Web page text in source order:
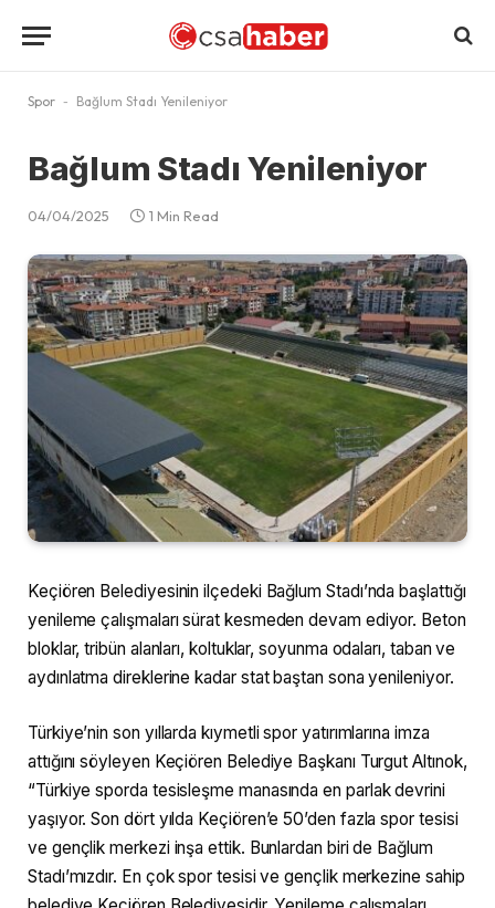
Spor - Bağlum Stadı Yenileniyor
Bağlum Stadı Yenileniyor
04/04/2025 1 Min Read
Keçiören Belediyesinin ilçedeki Bağlum Stadı’nda başlattığı
yenileme çalışmaları sürat kesmeden devam ediyor. Beton
bloklar, tribün alanları, koltuklar, soyunma odaları, taban ve
aydınlatma direklerine kadar stat baştan sona yenileniyor.
Türkiye’nin son yıllarda kıymetli spor yatırımlarına imza
attığını söyleyen Keçiören Belediye Başkanı Turgut Altınok,
“Türkiye sporda tesisleşme manasında en parlak devrini
yaşıyor. Son dört yılda Keçiören’e 50’den fazla spor tesisi
ve gençlik merkezi inşa ettik. Bunlardan biri de Bağlum
Stadı’mızdır. En çok spor tesisi ve gençlik merkezine sahip